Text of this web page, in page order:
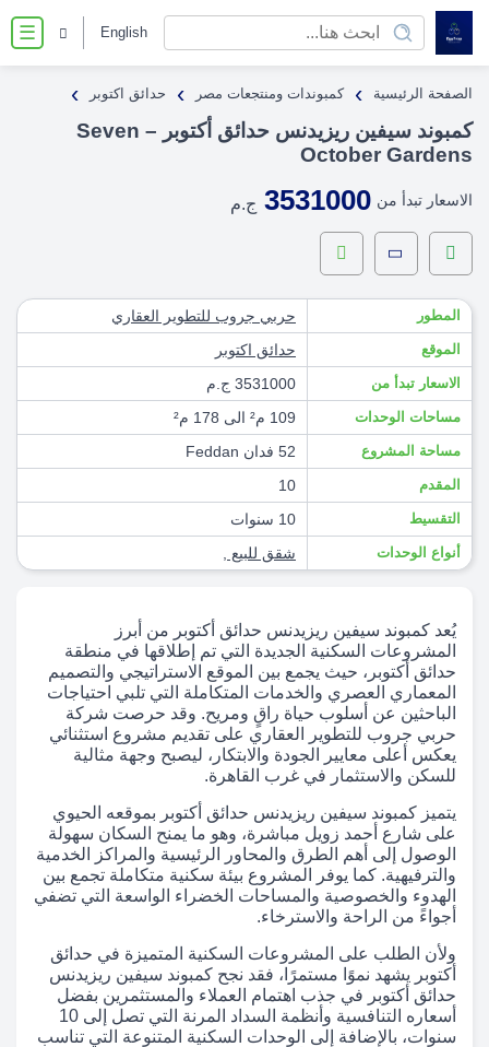
☰ English
الصفحة الرئيسية › كمبوندات ومنتجعات مصر › حدائق اكتوبر ›
كمبوند سيفين ريزيدنس حدائق أكتوبر – Seven
October Gardens
الاسعار تبدأ من 3531000 ج.م
المطور حربي جروب للتطوير العقاري
الموقع حدائق اكتوبر
الاسعار تبدأ من 3531000 ج.م
مساحات الوحدات 109 م² الى 178 م²
مساحة المشروع 52 فدان Feddan
المقدم 10
التقسيط 10 سنوات
أنواع الوحدات شقق للبيع
يُعد كمبوند سيفين ريزيدنس حدائق أكتوبر من أبرز
المشروعات السكنية الجديدة التي تم إطلاقها في منطقة
حدائق أكتوبر، حيث يجمع بين الموقع الاستراتيجي والتصميم
المعماري العصري والخدمات المتكاملة التي تلبي احتياجات
الباحثين عن أسلوب حياة راقٍ ومريح. وقد حرصت شركة
حربي جروب للتطوير العقاري على تقديم مشروع استثنائي
يعكس أعلى معايير الجودة والابتكار، ليصبح وجهة مثالية
للسكن والاستثمار في غرب القاهرة.
يتميز كمبوند سيفين ريزيدنس حدائق أكتوبر بموقعه الحيوي
على شارع أحمد زويل مباشرة، وهو ما يمنح السكان سهولة
الوصول إلى أهم الطرق والمحاور الرئيسية والمراكز الخدمية
والترفيهية. كما يوفر المشروع بيئة سكنية متكاملة تجمع بين
الهدوء والخصوصية والمساحات الخضراء الواسعة التي تضفي
أجواءً من الراحة والاسترخاء.
ولأن الطلب على المشروعات السكنية المتميزة في حدائق
أكتوبر يشهد نموًا مستمرًا، فقد نجح كمبوند سيفين ريزيدنس
حدائق أكتوبر في جذب اهتمام العملاء والمستثمرين بفضل
أسعاره التنافسية وأنظمة السداد المرنة التي تصل إلى 10
سنوات، بالإضافة إلى الوحدات السكنية المتنوعة التي تناسب